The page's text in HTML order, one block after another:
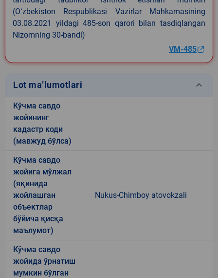
(Oʻzbekiston Respublikasi Vazirlar Mahkamasining
03.08.2021 yildagi 485-son qarori bilan tasdiqlangan
Nizomning 30-bandi)
VM-485
Lot ma’lumotlari keyboard_arrow_down
Кўчма савдо
жойининг
кадастр коди
(мавжуд бўлса)
Кўчма савдо
жойига мўлжал
(яқинида
жойлашган
объектлар
бўйича қисқа
маълумот)
Nukus-Chimboy atovokzali
Кўчма савдо
жойида ўрнатиш
мумкин бўлган